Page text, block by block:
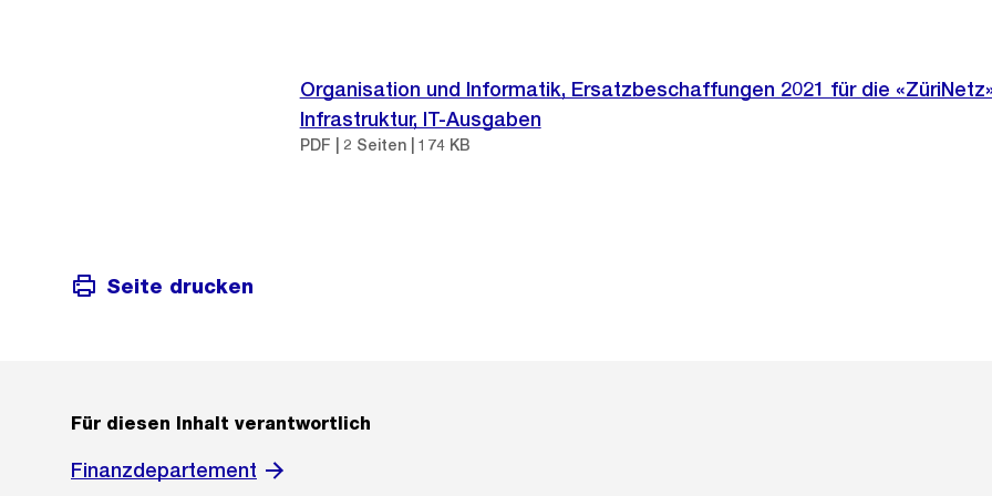
Organisation und Informatik, Ersatzbeschaffungen 2021 für die
Infrastruktur, IT-Ausgaben
PDF | 2 Seiten | 174 KB
Seite drucken
Für diesen Inhalt verantwortlich
Finanzdepartement